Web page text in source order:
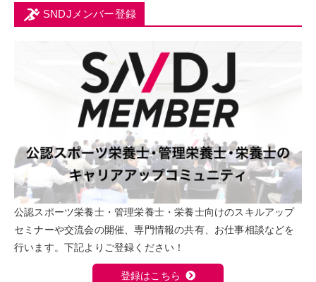
SNDJメンバー登録
公認スポーツ栄養士・管理栄養士・栄養士向けのスキルアップ
セミナーや交流会の開催、専門情報の共有、お仕事相談などを
行います。下記よりご登録ください！
登録はこちら